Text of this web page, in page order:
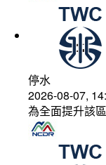
停水
2026-08-07,
為全面提升該